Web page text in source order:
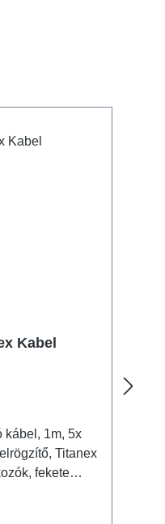
Kabel
kábel, 1m, 5x
Titanex
fekete